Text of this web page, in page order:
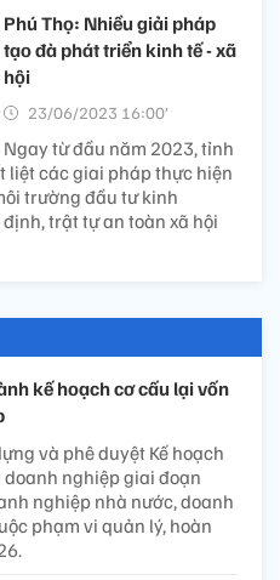
Phú Thọ: Nhiều giải pháp
tạo đà phát triển kinh tế - xã
hội
23/06/2023 16:00’
Ngay từ đầu năm 2023, tỉnh
liệt các giai pháp thực hiện
trường đầu tư kinh
trật tự an toàn xã hội
kế hoạch cơ cấu lại vốn
và phê duyệt Kế hoạch
nghiệp giai đoạn
nghiệp nhà nước, doanh
phạm vi quản lý, hoàn